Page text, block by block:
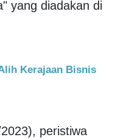
yang diadakan di
Kerajaan Bisnis
peristiwa